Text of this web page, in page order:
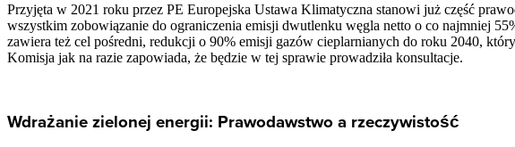
Przyjęta w 2021 roku przez PE Europejska Ustawa Klimatyczna stanowi już część
wszystkim zobowiązanie do ograniczenia emisji dwutlenku węgla netto o co najmniej
zawiera też cel pośredni, redukcji o 90% emisji gazów cieplarnianych do roku 2040,
Komisja jak na razie zapowiada, że będzie w tej sprawie prowadziła konsultacje.
Wdrażanie zielonej energii: Prawodawstwo a rzeczywistość